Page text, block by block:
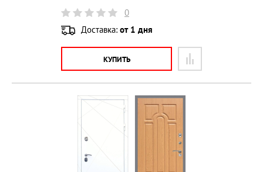
0
Доставка: от 1 дня
КУПИТЬ